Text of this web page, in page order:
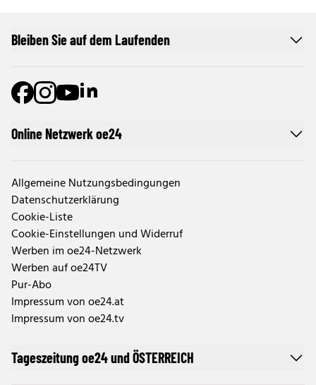
Online Netzwerk oe24
Allgemeine Nutzungsbedingungen
Datenschutzerklärung
Cookie-Liste
Cookie-Einstellungen und Widerruf
Werben im oe24-Netzwerk
Werben auf oe24TV
Pur-Abo
Impressum von oe24.at
Impressum von oe24.tv
Tageszeitung oe24 und ÖSTERREICH
Bleiben Sie auf dem Laufenden